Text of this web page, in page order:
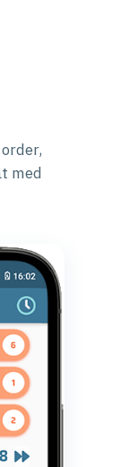
med